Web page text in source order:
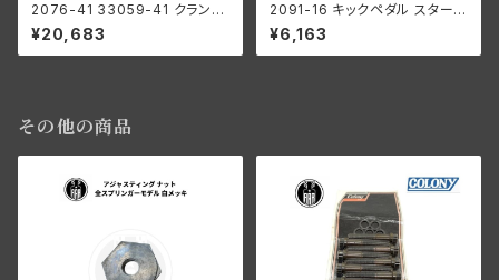
2076-41 33059-41 クランク
スターター キックアーム ハーレ
ーダビッドソン 1941-64年 WL
G ブラック
¥20,683
2091-16 キックペダル スタータ
ーペダル ラウンドメタルスタイル
ハーレーダビッドソン 1943-52
年 WLA ミリタリーモデル パー
¥6,163
その他の商品